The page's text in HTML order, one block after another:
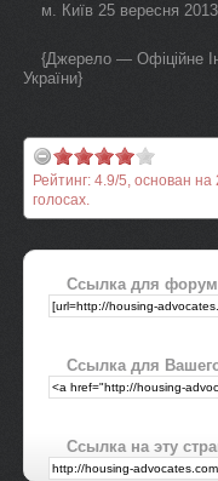
м. Київ 25 вересня
{Джерело — Офіційне
України}
Рейтинг: 4.9/5, основан на
голосах.
Ссылка для
Ссылка для
Ссылка на эту